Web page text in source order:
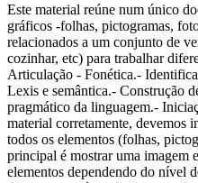
Este material reúne num único
gráficos -folhas, pictogramas,
relacionados a um conjunto de
cozinhar, etc) para trabalhar
Articulação - Fonética.-
Lexis e semântica.- Construção
pragmático da linguagem.-
material corretamente, devemos
todos os elementos (folhas,
principal é mostrar uma imagem
elementos dependendo do nível